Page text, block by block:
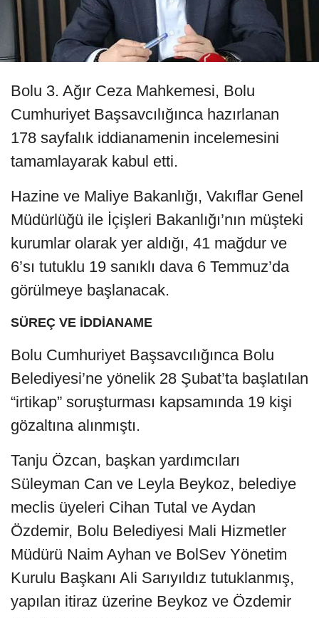
Bolu 3. Ağır Ceza Mahkemesi, Bolu
Cumhuriyet Başsavcılığınca hazırlanan
178 sayfalık iddianamenin incelemesini
tamamlayarak kabul etti.
Hazine ve Maliye Bakanlığı, Vakıflar Genel
Müdürlüğü ile İçişleri Bakanlığı’nın müşteki
kurumlar olarak yer aldığı, 41 mağdur ve
6’sı tutuklu 19 sanıklı dava 6 Temmuz’da
görülmeye başlanacak.
SÜREÇ VE İDDİANAME
Bolu Cumhuriyet Başsavcılığınca Bolu
Belediyesi’ne yönelik 28 Şubat’ta başlatılan
“irtikap” soruşturması kapsamında 19 kişi
gözaltına alınmıştı.
Tanju Özcan, başkan yardımcıları
Süleyman Can ve Leyla Beykoz, belediye
meclis üyeleri Cihan Tutal ve Aydan
Özdemir, Bolu Belediyesi Mali Hizmetler
Müdürü Naim Ayhan ve BolSev Yönetim
Kurulu Başkanı Ali Sarıyıldız tutuklanmış,
yapılan itiraz üzerine Beykoz ve Özdemir